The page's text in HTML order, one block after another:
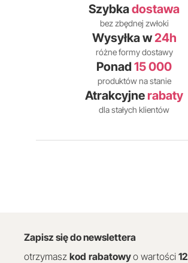
Szybkadostawa
bez zbędnej zwłoki
Wysyłka w24h
różne formy dostawy
Ponad 15 000
produktów na stanie
Atrakcyjne rabaty
dla stałych klientów
Zapisz się do newslettera
otrzymasz kod rabatowyo wartości 12